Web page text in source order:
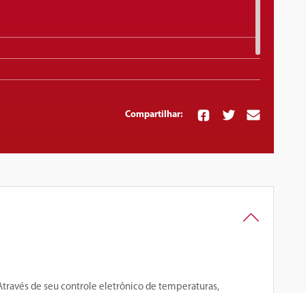
Compartilhar:
de seu controle eletrônico de temperaturas,